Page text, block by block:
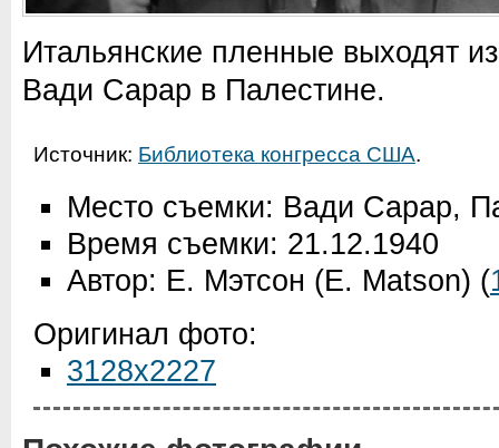
Итальянские пленные выходят
Вади Сарар в Палестине.
Источник: Библиотека конгресса США.
Место съемки: Вади Сарар,
Время съемки: 21.12.1940
Автор: Е. Мэтсон (E. Matson) (
Оригинал фото:
3128x2227